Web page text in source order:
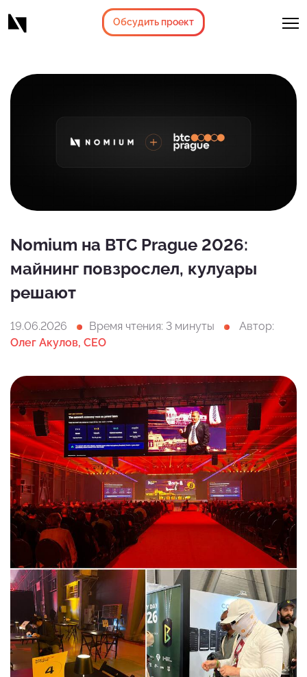
Обсудить проект
Nomium на BTC Prague 2026:
майнинг повзрослел, кулуары
решают
19.06.2026 Время чтения: 3 минуты
Автор:
Олег Акулов, CEO